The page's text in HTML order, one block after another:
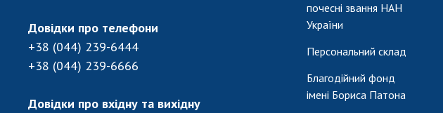
Довідки про телефони
+38 (044) 239-6444
+38 (044) 239-6666
Довідки про вхідну та вихідну
почесні звання НАН
України
Персональний склад
Благодійний фонд
імені Бориса Патона